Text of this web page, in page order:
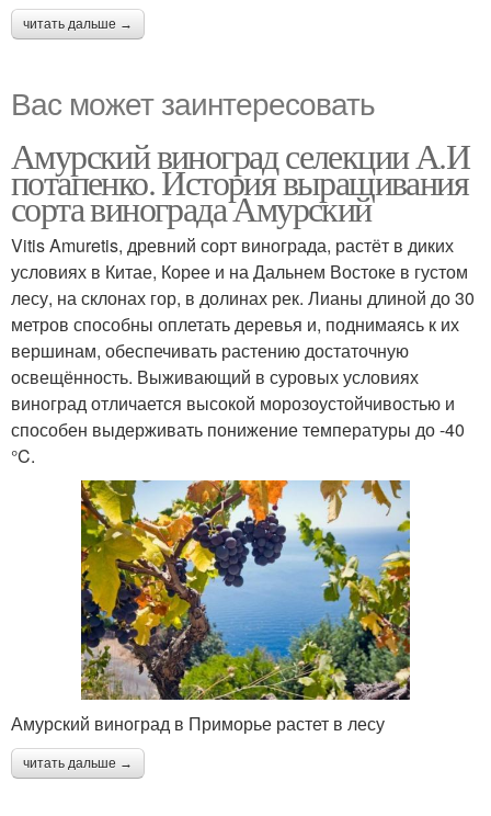
читать дальше →
Вас может заинтересовать
Амурский виноград селекции А.И
потапенко. История выращивания
сорта винограда Амурский
Vitis Amuretis, древний сорт винограда, растёт в диких
условиях в Китае, Корее и на Дальнем Востоке в густом
лесу, на склонах гор, в долинах рек. Лианы длиной до 30
метров способны оплетать деревья и, поднимаясь к их
вершинам, обеспечивать растению достаточную
освещённость. Выживающий в суровых условиях
виноград отличается высокой морозоустойчивостью и
способен выдерживать понижение температуры до -40
°C.
Амурский виноград в Приморье растет в лесу
читать дальше →